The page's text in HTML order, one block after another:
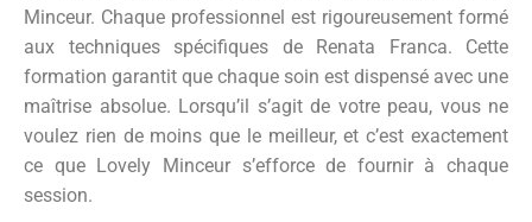
Minceur. Chaque professionnel est rigoureusement formé
aux techniques spécifiques de Renata Franca. Cette
formation garantit que chaque soin est dispensé avec une
maîtrise absolue. Lorsqu’il s’agit de votre peau, vous ne
voulez rien de moins que le meilleur, et c’est exactement
ce que Lovely Minceur s’efforce de fournir à chaque
session.